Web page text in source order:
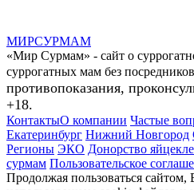
МИРСУРМАМ
«Мир Сурмам» - сайт о
суррогатных мам без
противопоказания,
+18.
КонтактыО компании Частые
Екатеринбург Нижний Новгород
Регионы ЭКО Донорство
сурмам Пользовательское
Продолжая пользоваться сайтом,